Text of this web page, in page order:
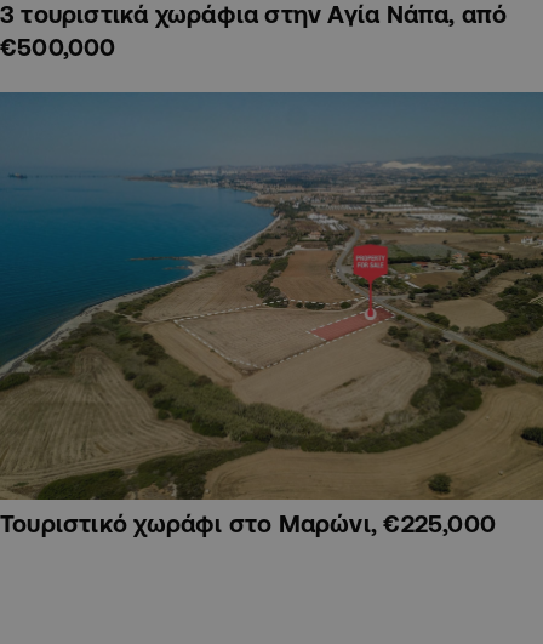
3 τουριστικά χωράφια στην Αγία Νάπα, από
€500,000
Τουριστικό χωράφι στο Μαρώνι, €225,000